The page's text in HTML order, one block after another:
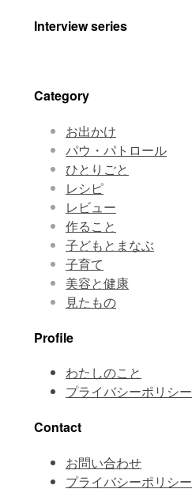
Interview series
Category
お出かけ
パウ・パトロール
ひとりごと
レシピ
レビュー
作ること
子どもとまなぶ
子育て
美容と健康
見たもの
Profile
わたしのこと
プライバシーポリシー
Contact
お問い合わせ
プライバシーポリシー